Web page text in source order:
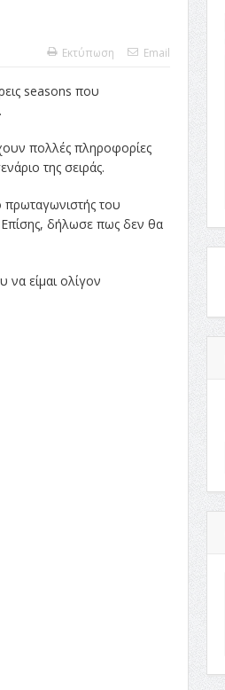
Εκτύπωση Email
seasons που
πολλές πληροφορίες
της σειράς.
πρωταγωνιστής του
Επίσης, δήλωσε πως δεν θα
να είμαι ολίγον